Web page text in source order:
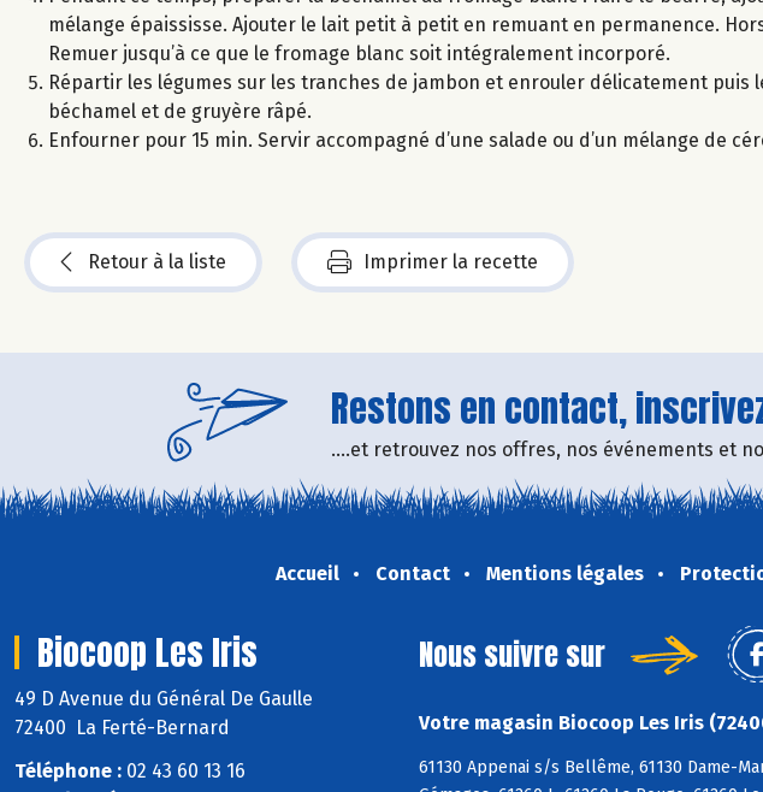
mélange épaississe. Ajouter le lait petit à petit en remuant en permanence.
Remuer jusqu’à ce que le fromage blanc soit intégralement incorporé.
Répartir les légumes sur les tranches de jambon et enrouler délicatement
béchamel et de gruyère râpé.
Enfourner pour 15 min. Servir accompagné d’une salade ou d’un mélange de
Retour à la liste Imprimer la recette
Restons en contact,
....et retrouvez nos offres, nos événements et
Accueil Contact Mentions légales
Biocoop Les Iris
49 D Avenue du Général De Gaulle
72400 La Ferté-Bernard
Téléphone : 02 43 60 13 16
Nous suivre sur
Votre magasin Biocoop Les Iris
61130 Appenai s/s Bellême, 61130 Dame-